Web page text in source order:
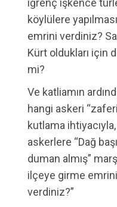
köylülere yapılması
emrini verdiniz?
Kürt oldukları için
mi?
Ve katliamın
hangi askeri
kutlama ihtiyacıyla,
askerlere “Dağ
duman almış”
ilçeye girme emrini
verdiniz?”